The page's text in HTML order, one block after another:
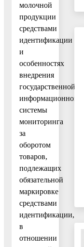
молочной
продукции
средствами
идентификации
и
особенностях
внедрения
государственной
информационной
системы
мониторинга
за
оборотом
товаров,
подлежащих
обязательной
маркировке
средствами
идентификации,
в
отношении